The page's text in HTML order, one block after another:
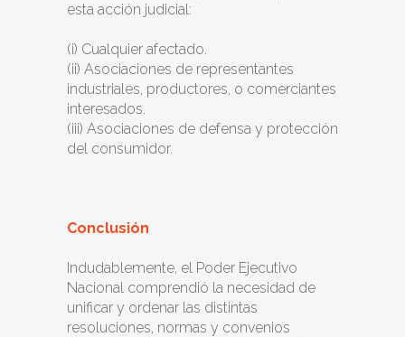
esta acción judicial:
(i) Cualquier afectado.
(ii) Asociaciones de representantes
industriales, productores, o comerciantes
interesados.
(iii) Asociaciones de defensa y protección
del consumidor.
Conclusión
Indudablemente, el Poder Ejecutivo
Nacional comprendió la necesidad de
unificar y ordenar las distintas
resoluciones, normas y convenios